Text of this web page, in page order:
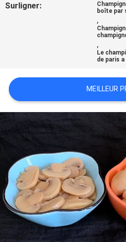
DEMANDEZ
PLAN
DU
SITE
PRIVACY
POLICY
Surligner:
boîte par
,
,
Le
de paris
MEILLEUR